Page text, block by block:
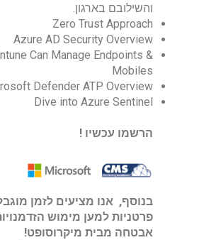
והשילובם בארגון.
Zero Trust Approach
Azure AD Security Overview
Can Manage Endpoints &
Mobiles
Defender ATP Overview
Dive into Azure Sentinel
הרשמו עכשיו !
בנוסף, אנו מציעים לזמן
פרטניות למען מימוש
אבטחה מבית מיקרוסופט!